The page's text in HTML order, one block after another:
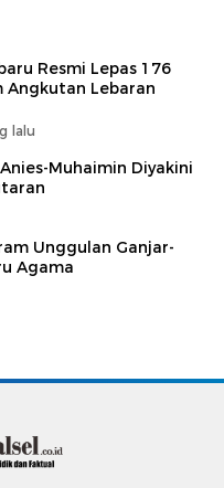
Resmi Lepas 176
Angkutan Lebaran
lalu
Muhaimin Diyakini
Unggulan Ganjar-
Agama